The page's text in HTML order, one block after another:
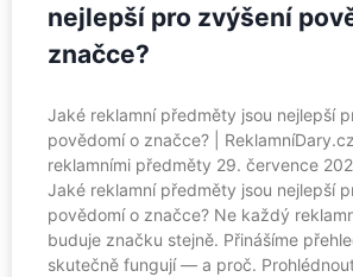
nejlepší pro zvýšení
značce?
Jaké reklamní předměty jsou nejlepší
povědomí o značce? |
reklamními předměty 29. července
Jaké reklamní předměty jsou nejlepší
povědomí o značce? Ne každý
buduje značku stejně. Přinášíme
skutečně fungují — a proč.